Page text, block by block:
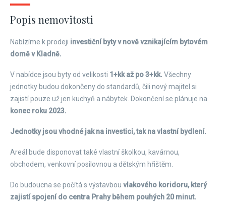
Popis nemovitosti
Nabízíme k prodeji investiční byty v nově vznikajícím bytovém
domě v Kladně.
V nabídce jsou byty od velikosti 1+kk až po 3+kk. Všechny
jednotky budou dokončeny do standardů, čili nový majitel si
zajistí pouze už jen kuchyň a nábytek. Dokončení se plánuje na
konec roku 2023.
Jednotky jsou vhodné jak na investici, tak na vlastní bydlení.
Areál bude disponovat také vlastní školkou, kavárnou,
obchodem, venkovní posilovnou a dětským hřištěm.
Do budoucna se počítá s výstavbou vlakového koridoru, který
zajistí spojení do centra Prahy během pouhých 20 minut.